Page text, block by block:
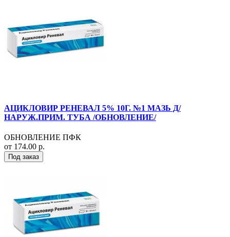
АЦИКЛОВИР РЕНЕВАЛ 5% 10Г. №1 МАЗЬ Д/
НАРУЖ.ПРИМ. ТУБА /ОБНОВЛЕНИЕ/
ОБНОВЛЕНИЕ ПФК
от 174.00 р.
Под заказ